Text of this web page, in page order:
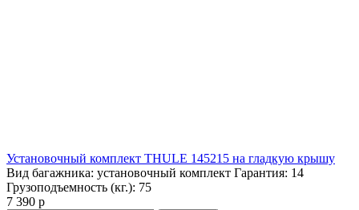
Установочный комплект THULE 145215 на гладкую крышу
Вид багажника: установочный комплект Гарантия: 14
Грузоподъемность (кг.): 75
7 390 р